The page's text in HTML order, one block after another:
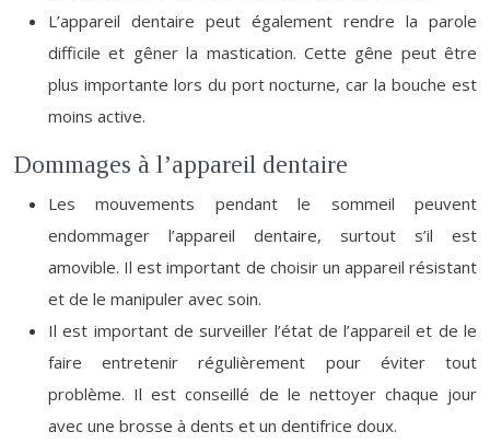
L’appareil dentaire peut également rendre la parole
difficile et gêner la mastication. Cette gêne peut être
plus importante lors du port nocturne, car la bouche est
moins active.
Dommages à l’appareil dentaire
Les mouvements pendant le sommeil peuvent
endommager l’appareil dentaire, surtout s’il est
amovible. Il est important de choisir un appareil résistant
et de le manipuler avec soin.
Il est important de surveiller l’état de l’appareil et de le
faire entretenir régulièrement pour éviter tout
problème. Il est conseillé de le nettoyer chaque jour
avec une brosse à dents et un dentifrice doux.